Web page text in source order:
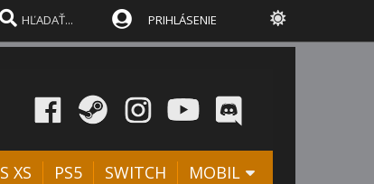
PRIHLÁSENIE
XS PS5 SWITCH MOBIL